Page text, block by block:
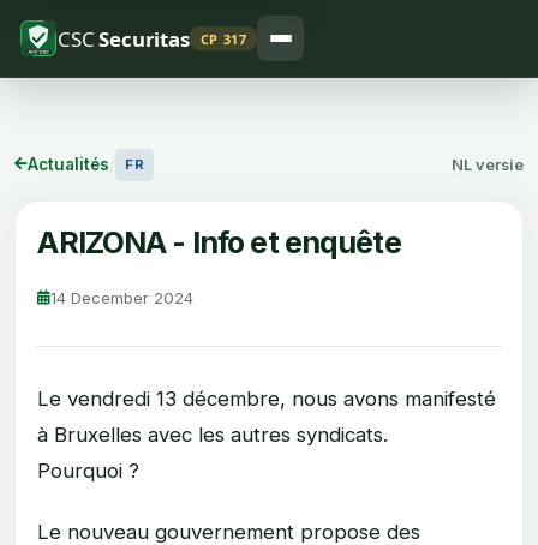
CSCSecuritas CP 317
Actualités FR NL versie
ARIZONA - Info et enquête
14 December 2024
Le vendredi 13 décembre, nous avons manifesté
à Bruxelles avec les autres syndicats.
Pourquoi ?
Le nouveau gouvernement propose des